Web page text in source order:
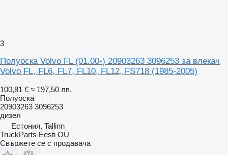
3
Полуоска Volvo FL (01.00-) 20903263 3096253 за влекач
Volvo FL, FL6, FL7, FL10, FL12, FS718 (1985-2005)
100,81 € ≈ 197,50 лв.
Полуоска
20903263 3096253
дизел
Естония, Tallinn
TruckParts Eesti OÜ
Свържете се с продавача